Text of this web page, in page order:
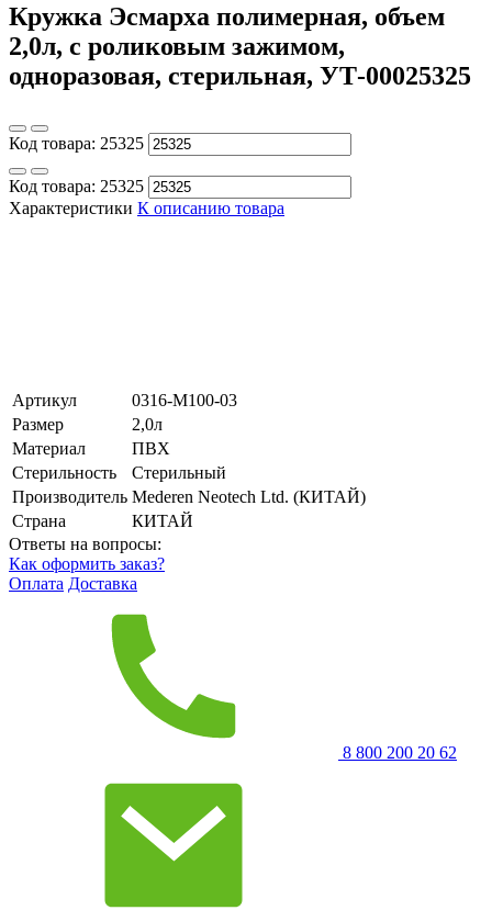
Кружка Эсмарха полимерная, объем
2,0л, с роликовым зажимом,
одноразовая, стерильная, УТ-00025325
Код товара: 25325
Код товара: 25325
Характеристики К описанию товара
Артикул
0316-М100-03
Размер
2,0л
Материал
ПВХ
Стерильность
Стерильный
Производитель Mederen Neotech Ltd. (КИТАЙ)
Страна
КИТАЙ
Ответы на вопросы:
Как оформить заказ?
Оплата Доставка
8 800 200 20 62